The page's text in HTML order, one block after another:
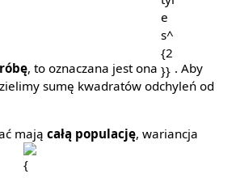
, to oznaczana jest ona
. Aby
sumę kwadratów odchyleń od
mają całą populację, wariancja
{\displaystyle
\sigma ^{2}}
{\displaystyle
\sigma }